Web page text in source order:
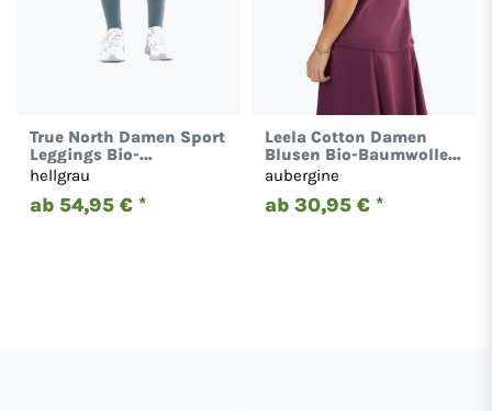
True North Damen Sport
Leggings Bio-
Baumwolle 1300
hellgrau
ab 54,95 € *
Leela Cotton Damen
Blusen Bio-Baumwolle
Tunika Oberteil 1261
aubergine
ab 30,95 € *